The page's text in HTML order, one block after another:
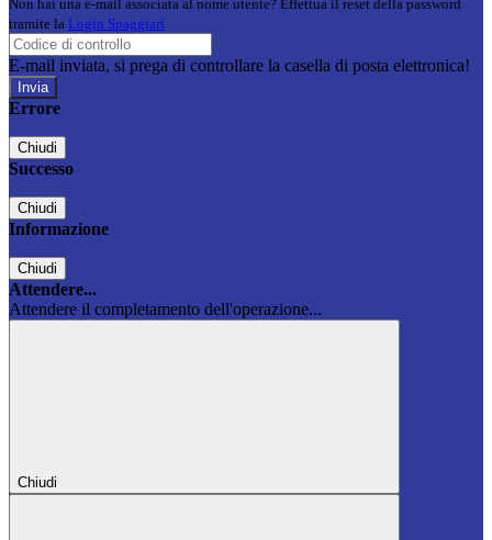
Non hai una e-mail associata al nome utente? Effettua il reset della password
tramite la Login Spaggiari
E-mail inviata, si prega di controllare la casella di posta elettronica!
Errore
Chiudi
Successo
Chiudi
Informazione
Chiudi
Attendere...
Attendere il completamento dell'operazione...
Chiudi